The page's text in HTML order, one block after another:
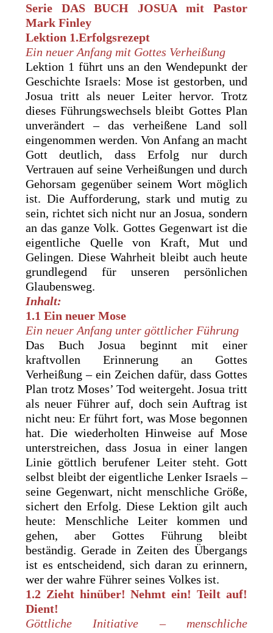
Serie DAS BUCH JOSUAmit Pastor
Mark Finley
Lektion 1.Erfolgsrezept
Ein neuer Anfang mit Gottes Verheißung
Lektion 1 führt uns an den Wendepunkt der
Geschichte Israels: Mose ist gestorben, und
Josua tritt als neuer Leiter hervor. Trotz
dieses Führungswechsels bleibt Gottes Plan
unverändert – das verheißene Land soll
eingenommen werden. Von Anfang an macht
Gott deutlich, dass Erfolg nur durch
Vertrauen auf seine Verheißungen und durch
Gehorsam gegenüber seinem Wort möglich
ist. Die Aufforderung, stark und mutig zu
sein, richtet sich nicht nur an Josua, sondern
an das ganze Volk. Gottes Gegenwart ist die
eigentliche Quelle von Kraft, Mut und
Gelingen. Diese Wahrheit bleibt auch heute
grundlegend für unseren persönlichen
Glaubensweg.
Inhalt:
1.1 Ein neuer Mose
Ein neuer Anfang unter göttlicher Führung
Das Buch Josua beginnt mit einer
kraftvollen Erinnerung an Gottes
Verheißung – ein Zeichen dafür, dass Gottes
Plan trotz Moses’ Tod weitergeht. Josua tritt
als neuer Führer auf, doch sein Auftrag ist
nicht neu: Er führt fort, was Mose begonnen
hat. Die wiederholten Hinweise auf Mose
unterstreichen, dass Josua in einer langen
Linie göttlich berufener Leiter steht. Gott
selbst bleibt der eigentliche Lenker Israels –
seine Gegenwart, nicht menschliche Größe,
sichert den Erfolg. Diese Lektion gilt auch
heute: Menschliche Leiter kommen und
gehen, aber Gottes Führung bleibt
beständig. Gerade in Zeiten des Übergangs
ist es entscheidend, sich daran zu erinnern,
wer der wahre Führer seines Volkes ist.
1.2 Zieht hinüber! Nehmt ein! Teilt auf!
Dient!
Göttliche Initiative – menschliche